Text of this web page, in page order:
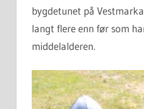
bygdetunet på
langt flere enn før som
middelalderen.